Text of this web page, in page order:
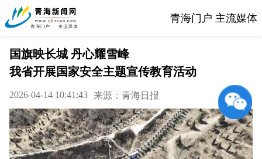
青海门户 主流媒体
国旗映长城 丹心耀雪峰
我省开展国家安全主题宣传教育活动
2026-04-14 10:41:43 来源：青海日报